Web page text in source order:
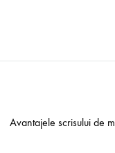
Avantajele scrisului de